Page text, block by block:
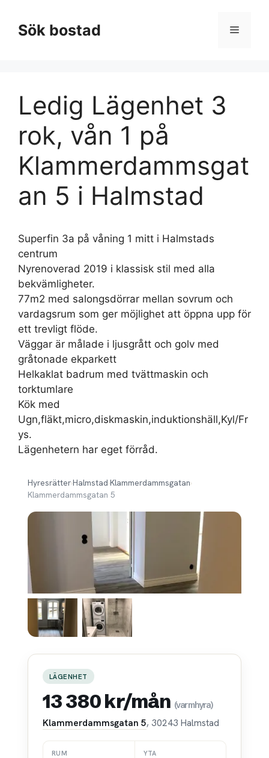
innehållSök bostad Meny
Ledig Lägenhet 3
rok, vån 1 på
Klammerdammsgat
an 5 i Halmstad
Superfin 3a på våning 1 mitt i Halmstads
centrum
Nyrenoverad 2019 i klassisk stil med alla
bekvämligheter.
77m2 med salongsdörrar mellan sovrum och
vardagsrum som ger möjlighet att öppna upp för
ett trevligt flöde.
Väggar är målade i ljusgrått och golv med
gråtonade ekparkett
Helkaklat badrum med tvättmaskin och
torktumlare
Kök med
Ugn,fläkt,micro,diskmaskin,induktionshäll,Kyl/Fr
ys.
Lägenhetern har eget förråd.
Hyresrätter›Halmstad›Klammerdammsgatan›
Klammerdammsgatan 5
LÄGENHET
13 380 kr/mån (varmhyra)
Klammerdammsgatan 5, 30243 Halmstad
RUM YTA